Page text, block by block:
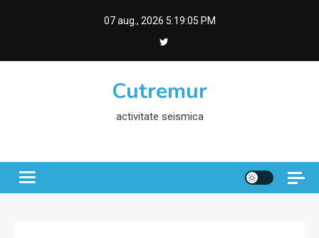
07 aug., 2026 5:19:06 PM
Cutremur
activitate seismica